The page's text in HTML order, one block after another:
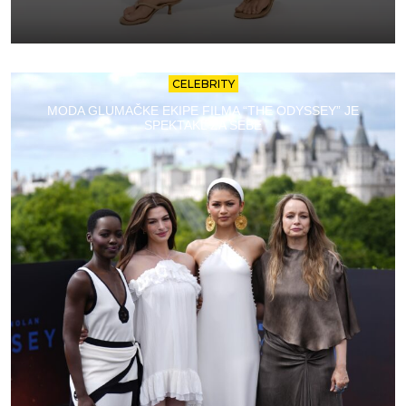
CELEBRITY
MODA GLUMAČKE EKIPE FILMA “THE ODYSSEY” JE
SPEKTAKL ZA SEBE